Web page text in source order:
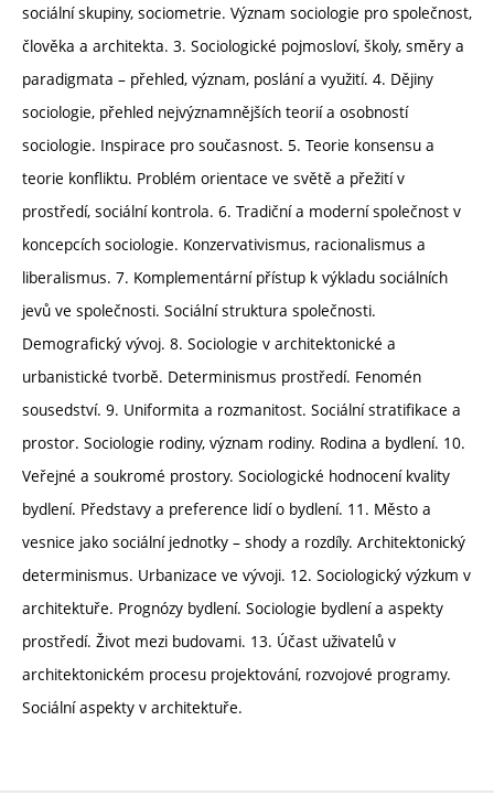
sociální skupiny, sociometrie. Význam sociologie pro společnost,
člověka a architekta. 3. Sociologické pojmosloví, školy, směry a
paradigmata – přehled, význam, poslání a využití. 4. Dějiny
sociologie, přehled nejvýznamnějších teorií a osobností
sociologie. Inspirace pro současnost. 5. Teorie konsensu a
teorie konfliktu. Problém orientace ve světě a přežití v
prostředí, sociální kontrola. 6. Tradiční a moderní společnost v
koncepcích sociologie. Konzervativismus, racionalismus a
liberalismus. 7. Komplementární přístup k výkladu sociálních
jevů ve společnosti. Sociální struktura společnosti.
Demografický vývoj. 8. Sociologie v architektonické a
urbanistické tvorbě. Determinismus prostředí. Fenomén
sousedství. 9. Uniformita a rozmanitost. Sociální stratifikace a
prostor. Sociologie rodiny, význam rodiny. Rodina a bydlení. 10.
Veřejné a soukromé prostory. Sociologické hodnocení kvality
bydlení. Představy a preference lidí o bydlení. 11. Město a
vesnice jako sociální jednotky – shody a rozdíly. Architektonický
determinismus. Urbanizace ve vývoji. 12. Sociologický výzkum v
architektuře. Prognózy bydlení. Sociologie bydlení a aspekty
prostředí. Život mezi budovami. 13. Účast uživatelů v
architektonickém procesu projektování, rozvojové programy.
Sociální aspekty v architektuře.